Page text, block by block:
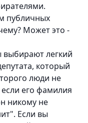
публичных
Может это -
легкий
который
люди не
его фамилия
никому не
Если вы